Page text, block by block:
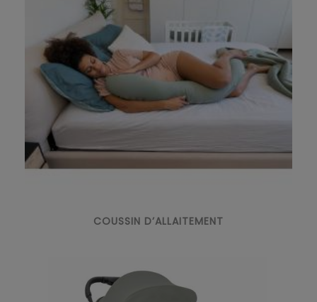
COUSSIN D’ALLAITEMENT